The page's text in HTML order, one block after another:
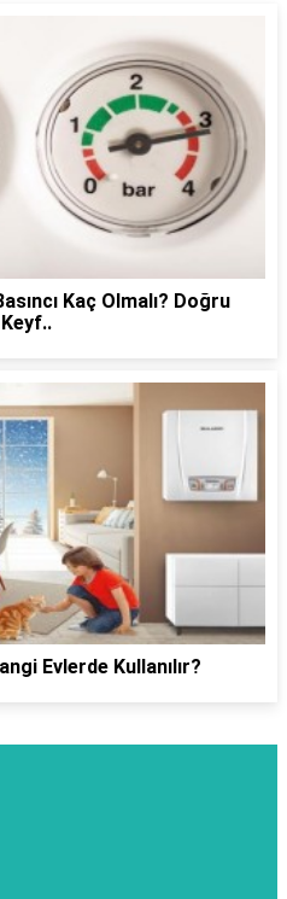
Kaç Olmalı? Doğru
Evlerde Kullanılır?